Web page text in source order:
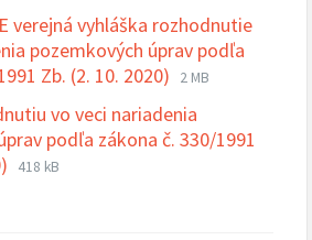
verejná vyhláška rozhodnutie
pozemkových úprav podľa
Zb. (2. 10. 2020) Prípona
pdf
Veľkosť
2 MB
vo veci nariadenia
podľa zákona č. 330/1991
Prípona
Veľkosť
418 kB